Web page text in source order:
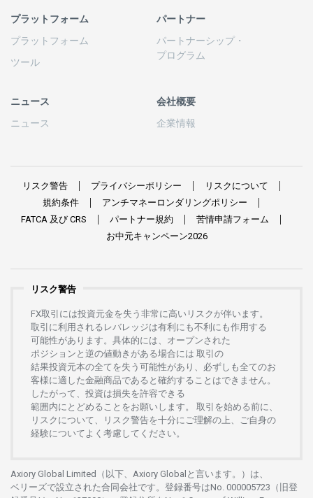
プラットフォーム
プラットフォーム
ツール
パートナー
パートナーシップ・
プログラム
ニュース
ニュース
会社概要
企業情報
リスク警告 プライバシーポリシー
リスクについて
規約条件
アンチマネーロンダリングポリシー
FATCA 及び CRS パートナー規約 苦情申請フォーム
お中元キャンペーン2026
リスク警告
FX取引には投資元金を失う 非常に高い リスクが伴います。
取引に利用さ れる レバレッジは有利にも不利にも作用する
可能性があります。 具体的には、 オープンさ れた
ポジションと 逆の値動きがある場合には 取引の
結果投資元本の全てを失う 可能性があり、 必ずしも全てのお
客様に適した金融商品であると 確約することはできません。
したがって、 投資は損失を許容できる
範囲内にとどめることをお願いします。 取引を始める前に、
リスクについて、
リスク警告を十分にご理解の上、 ご自身の
経験についてよく 考慮してください。
Axiory Global Limited（以下、Axiory Globalと言います。）は、
ベリーズで設立さ れた合同会社です。 登録番号はNo. 000005723（旧登